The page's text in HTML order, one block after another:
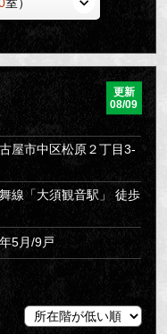
室）
更新
08/09
屋市中区松原２丁目3-
線「大須観音駅」 徒歩
5月/9戸